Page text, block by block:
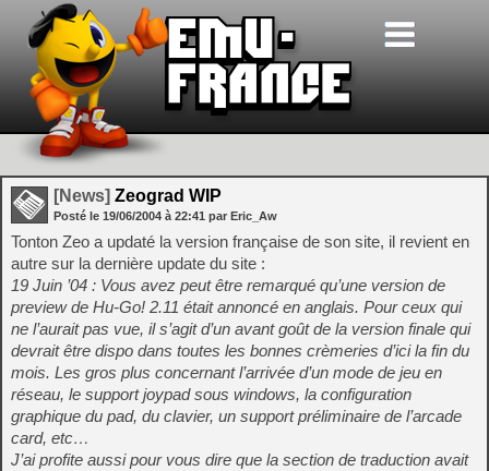
[News] Zeograd WIP
Posté le 19/06/2004 à 22:41 par Eric_Aw
Tonton Zeo a updaté la version française de son site, il revient en
autre sur la dernière update du site :
19 Juin ’04 : Vous avez peut être remarqué qu’une version de
preview de Hu-Go! 2.11 était annoncé en anglais. Pour ceux qui
ne l’aurait pas vue, il s’agit d’un avant goût de la version finale qui
devrait être dispo dans toutes les bonnes crèmeries d’ici la fin du
mois. Les gros plus concernant l’arrivée d’un mode de jeu en
réseau, le support joypad sous windows, la configuration
graphique du pad, du clavier, un support préliminaire de l’arcade
card, etc…
J’ai profite aussi pour vous dire que la section de traduction avait